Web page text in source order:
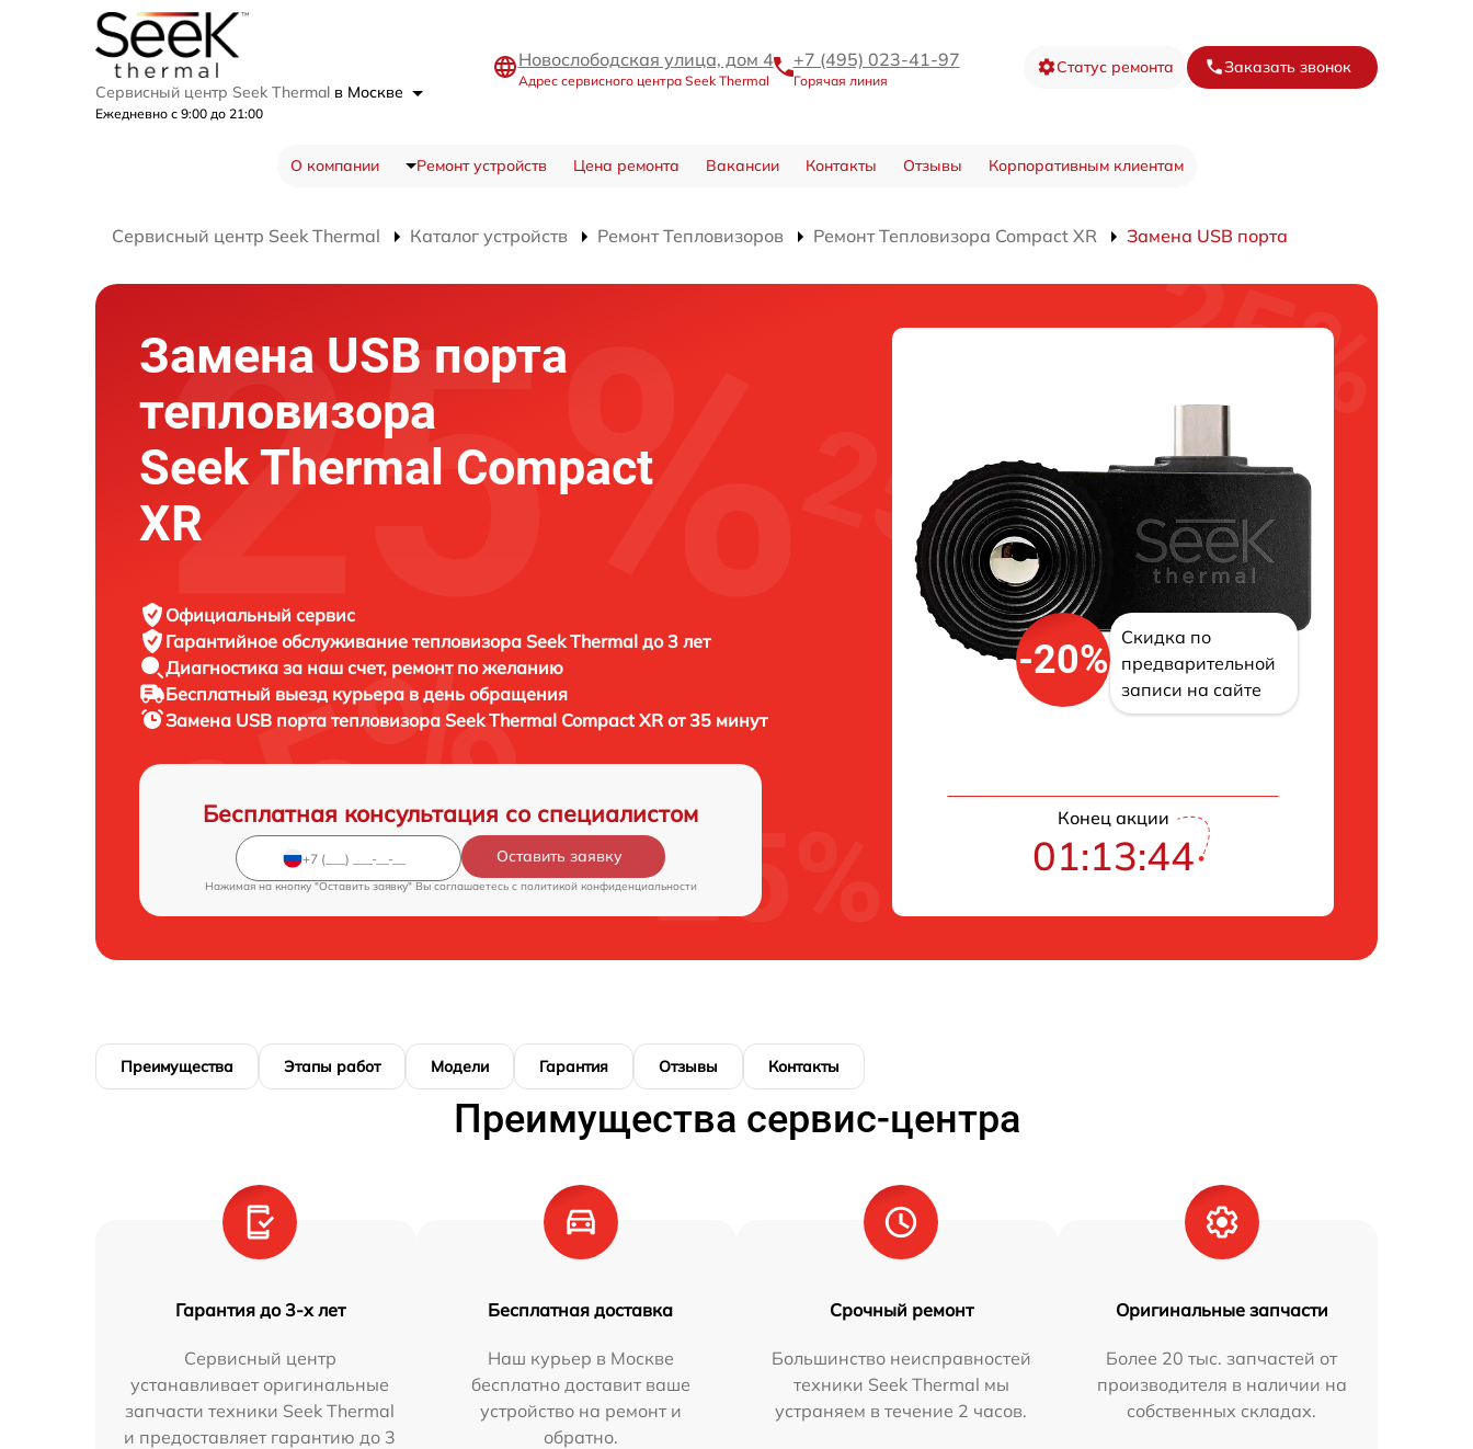
Сервисный центр Seek Thermal в Москве
Ежедневно с 9:00 до 21:00
Новослободская улица, дом 4
Адрес сервисного центра Seek Thermal
+7 (495) 023-41-97
Горячая линия
Статус ремонта Заказать звонок
О компании Ремонт устройств Цена ремонта Вакансии Контакты Отзывы Корпоративным клиентам
Сервисный центр Seek Thermal Каталог устройств Ремонт Тепловизоров Ремонт Тепловизора Compact XR Замена USB порта
Замена USB порта
тепловизора
Seek Thermal Compact
XR
Официальный сервис
Гарантийное обслуживание тепловизора Seek Thermal до 3 лет
Диагностика за наш счет, ремонт по желанию
Бесплатный выезд курьера в день обращения
Замена USB порта тепловизора Seek Thermal Compact XR от 35 минут
Бесплатная консультация со специалистом
Оставить заявку
Нажимая на кнопку "Оставить заявку" Вы соглашаетесь c политикой конфиденциальности
-20%
Скидка по
предварительной
записи на сайте
Конец акции
01:13:43
Преимущества Этапы работ Модели Гарантия Отзывы Контакты
Преимущества сервис-центра
Гарантия до 3-х лет
Сервисный центр
устанавливает оригинальные
запчасти техники Seek Thermal
и предоставляет гарантию до 3
Бесплатная доставка
Наш курьер в Москве
бесплатно доставит ваше
устройство на ремонт и
обратно.
Срочный ремонт
Большинство неисправностей
техники Seek Thermal мы
устраняем в течение 2 часов.
Оригинальные запчасти
Более 20 тыс. запчастей от
производителя в наличии на
собственных складах.